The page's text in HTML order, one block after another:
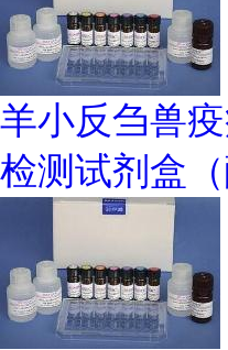
羊小反刍兽
检测试剂盒（